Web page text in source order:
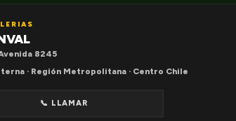
8245
· Región Metropolitana · Centro Chile
📞 LLAMAR